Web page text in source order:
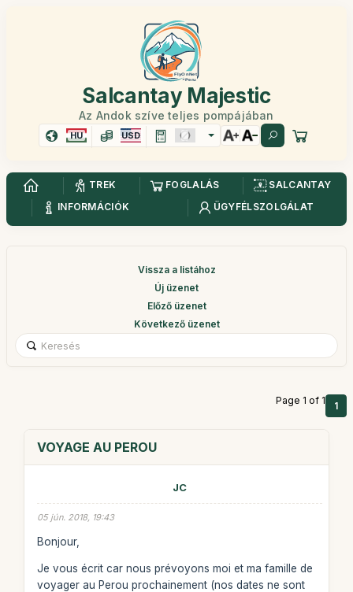
Salcantay Majestic
Az Andok szíve teljes pompájában
HU USD
TREK FOGLALÁS
SALCANTAY
INFORMÁCIÓK
ÜGYFÉLSZOLGÁLAT
Vissza a listához
Új üzenet
Előző üzenet
Következő üzenet
Page 1 of 1 1
VOYAGE AU PEROU
JC
05 jún. 2018, 19:43
Bonjour,
Je vous écrit car nous prévoyons moi et ma famille de
voyager au Perou prochainement (nos dates ne sont